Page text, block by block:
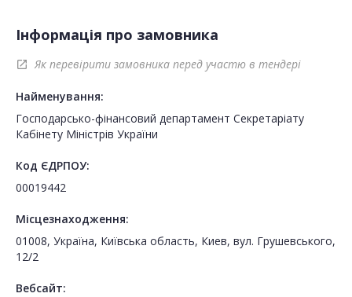
Інформація про замовника
open_in_new Як перевірити замовника перед участю в тендері
Найменування:
Господарсько-фінансовий департамент Секретаріату
Кабінету Міністрів України
Код ЄДРПОУ:
00019442
Місцезнаходження:
01008, Україна, Київська область, Киев, вул. Грушевського,
12/2
Вебсайт: